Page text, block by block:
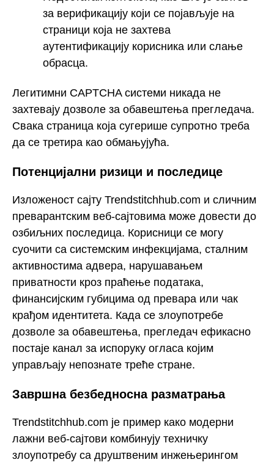
за верификацију који се појављује на
страници која не захтева
аутентификацију корисника или слање
обрасца.
Легитимни CAPTCHA системи никада не
захтевају дозволе за обавештења прегледача.
Свака страница која сугерише супротно треба
да се третира као обмањујућа.
Потенцијални ризици и последице
Изложеност сајту Trendstitchhub.com и сличним
преварантским веб-сајтовима може довести до
озбиљних последица. Корисници се могу
суочити са системским инфекцијама, сталним
активностима адвера, нарушавањем
приватности кроз праћење података,
финансијским губицима од превара или чак
крађом идентитета. Када се злоупотребе
дозволе за обавештења, прегледач ефикасно
постаје канал за испоруку огласа којим
управљају непознате треће стране.
Завршна безбедносна разматрања
Trendstitchhub.com је пример како модерни
лажни веб-сајтови комбинују техничку
злоупотребу са друштвеним инжењерингом